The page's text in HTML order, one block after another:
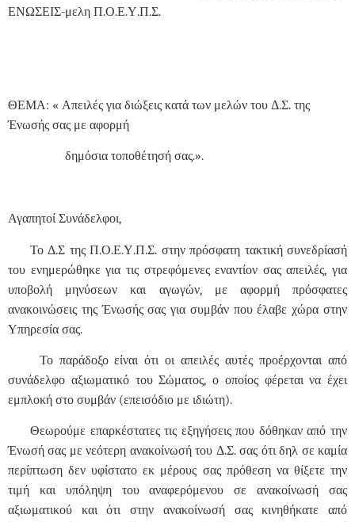
ΕΝΩΣΕΙΣ-μελη Π.Ο.Ε.Υ.Π.Σ.
ΘΕΜΑ: « Απειλές για διώξεις κατά των μελών του Δ.Σ. της
Ένωσής σας με αφορμή
δημόσια τοποθέτησή σας.».
Αγαπητοί Συνάδελφοι,
Το Δ.Σ της Π.Ο.Ε.Υ.Π.Σ. στην πρόσφατη τακτική συνεδρίασή
του ενημερώθηκε για τις στρεφόμενες εναντίον σας απειλές, για
υποβολή μηνύσεων και αγωγών, με αφορμή πρόσφατες
ανακοινώσεις της Ένωσής σας για συμβάν που έλαβε χώρα στην
Υπηρεσία σας.
Το παράδοξο είναι ότι οι απειλές αυτές προέρχονται από
συνάδελφο αξιωματικό του Σώματος, ο οποίος φέρεται να έχει
εμπλοκή στο συμβάν (επεισόδιο με ιδιώτη).
Θεωρούμε επαρκέστατες τις εξηγήσεις που δόθηκαν από την
Ένωσή σας με νεότερη ανακοίνωσή του Δ.Σ. σας ότι δηλ σε καμία
περίπτωση δεν υφίστατο εκ μέρους σας πρόθεση να θίξετε την
τιμή και υπόληψη του αναφερόμενου σε ανακοίνωσή σας
αξιωματικού και ότι στην ανακοίνωσή σας κινηθήκατε από